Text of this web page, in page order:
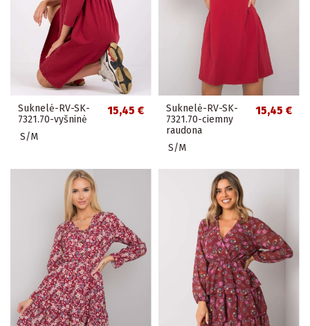
Suknelė-RV-SK-
7321.70-vyšninė
15,45 €
S/M
Suknelė-RV-SK-
7321.70-ciemny
raudona
15,45 €
S/M